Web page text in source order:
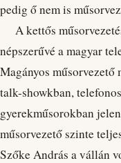
pedig ő nem is
A kettős
népszerűvé a magyar
Magányos műsorvezető
talk-showkban,
gyerekműsorokban
műsorvezető szinte
Szőke András a vállán